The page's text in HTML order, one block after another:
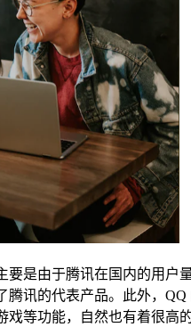
要是由于腾讯在国内的用户
腾讯的代表产品。此外，QQ
等功能，自然也有着很高